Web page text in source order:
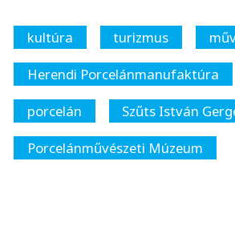
kultúra turizmus
Herendi Porcelánmanufaktúra
porcelán
Szűts István
Porcelánművészeti Múzeum